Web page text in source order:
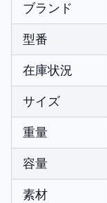
ブランド
型番
在庫状況
サイズ
重量
容量
素材